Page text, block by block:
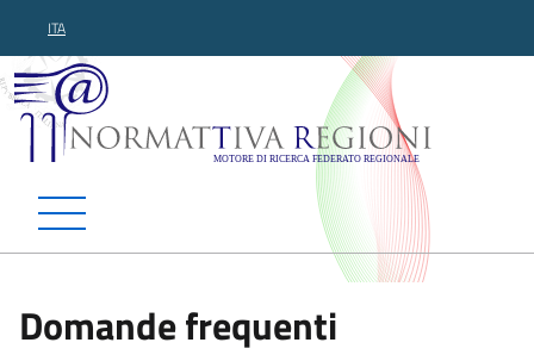
ITA
Normattiva Regioni -
Domande frequenti